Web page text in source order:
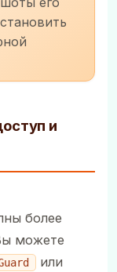
и
более
можете
или